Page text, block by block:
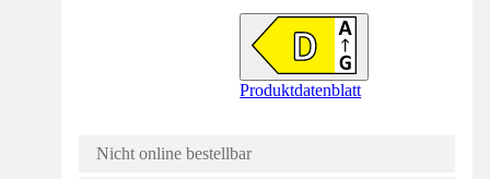
Produktdatenblatt
Nicht online bestellbar